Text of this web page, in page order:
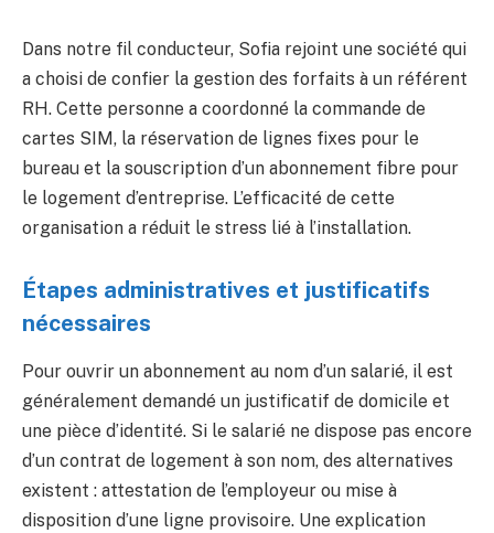
Dans notre fil conducteur, Sofia rejoint une société qui
a choisi de confier la gestion des forfaits à un référent
RH. Cette personne a coordonné la commande de
cartes SIM, la réservation de lignes fixes pour le
bureau et la souscription d’un abonnement fibre pour
le logement d’entreprise. L’efficacité de cette
organisation a réduit le stress lié à l’installation.
Étapes administratives et justificatifs
nécessaires
Pour ouvrir un abonnement au nom d’un salarié, il est
généralement demandé un justificatif de domicile et
une pièce d’identité. Si le salarié ne dispose pas encore
d’un contrat de logement à son nom, des alternatives
existent : attestation de l’employeur ou mise à
disposition d’une ligne provisoire. Une explication